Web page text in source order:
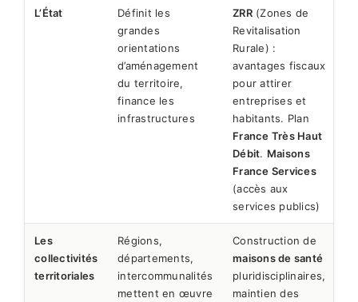
L’État
Définit les
grandes
orientations
d’aménagement
du territoire,
finance les
infrastructures
ZRR(Zones de
Revitalisation
Rurale) :
avantages fiscaux
pour attirer
entreprises et
habitants. Plan
France Très Haut
Débit. Maisons
France Services
(accès aux
services publics)
Les
collectivités
territoriales
Régions,
départements,
intercommunalités
mettent en œuvre
Construction de
maisons de santé
pluridisciplinaires,
maintien des